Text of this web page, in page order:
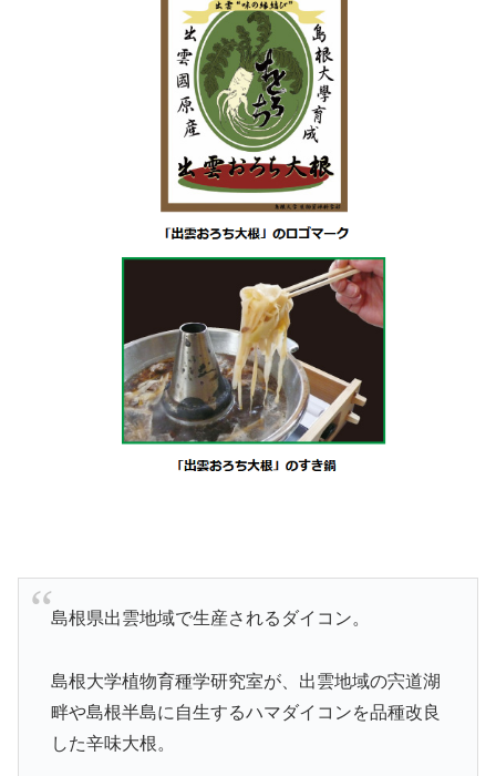
島根県出雲地域で生産されるダイコン。
島根大学植物育種学研究室が、出雲地域の宍道湖
畔や島根半島に自生するハマダイコンを品種改良
した辛味大根。